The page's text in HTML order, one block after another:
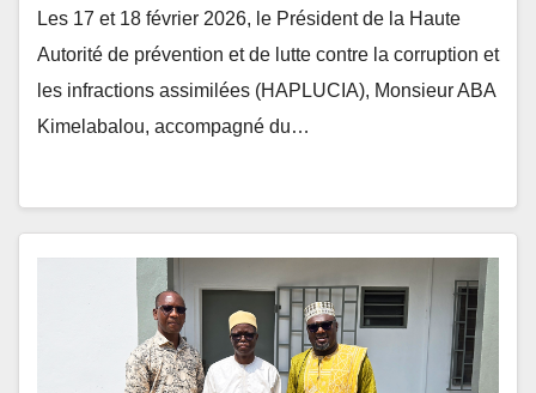
Autorité de prévention et de lutte contre la corruption et
les infractions assimilées (HAPLUCIA), Monsieur ABA
Kimelabalou, accompagné du…